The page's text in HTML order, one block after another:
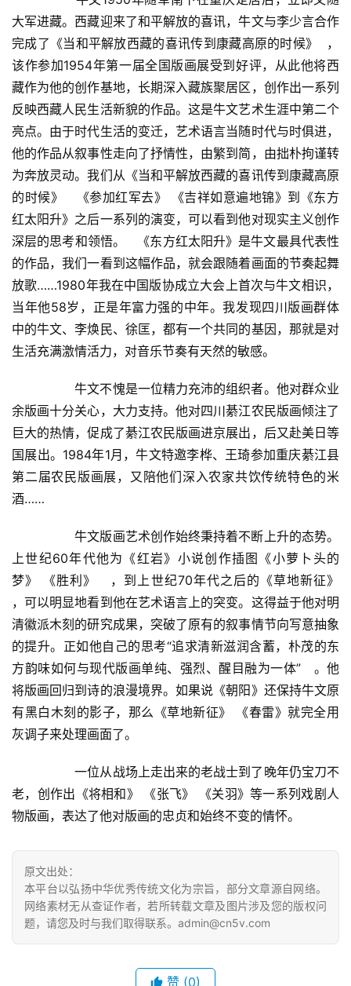
欣
赏
砚
边
夜
话
美
术
图
库
容
易
寫
錯
的
繁
體
字
一
百
大军进藏。西藏迎来了和平解放的喜讯，牛文与李少言合作
完成了《当和平解放西藏的喜讯传到康藏高原的时候》  ，
该作参加1954年第一届全国版画展受到好评，从此他将西
藏作为他的创作基地，长期深入藏族聚居区，创作出一系列
反映西藏人民生活新貌的作品。这是牛文艺术生涯中第二个
亮点。由于时代生活的变迁，艺术语言当随时代与时俱进，
他的作品从叙事性走向了抒情性，由繁到简，由拙朴拘谨转
为奔放灵动。我们从《当和平解放西藏的喜讯传到康藏高原
的时候》   《参加红军去》 《吉祥如意遍地锦》到《东方
红太阳升》之后一系列的演变，可以看到他对现实主义创作
深层的思考和领悟。   《东方红太阳升》是牛文最具代表性
的作品，我们一看到这幅作品，就会跟随着画面的节奏起舞
放歌……1980年我在中国版协成立大会上首次与牛文相识，
当年他58岁，正是年富力强的中年。我发现四川版画群体
中的牛文、李焕民、徐匡，都有一个共同的基因，那就是对
生活充满激情活力，对音乐节奏有天然的敏感。
余版画十分关心，大力支持。他对四川綦江农民版画倾注了
巨大的热情，促成了綦江农民版画进京展出，后又赴美日等
国展出。1984年1月，牛文特邀李桦、王琦参加重庆綦江县
第二届农民版画展，又陪他们深入农家共饮传统特色的米
酒……
上世纪60年代他为《红岩》小说创作插图《小萝卜头的
梦》 《胜利》   ，到上世纪70年代之后的《草地新征》
，可以明显地看到他在艺术语言上的突变。这得益于他对明
清徽派木刻的研究成果，突破了原有的叙事情节向写意抽象
的提升。正如他自己的思考“追求清新滋润含蓄，朴茂的东
方韵味如何与现代版画单纯、强烈、醒目融为一体”   。他
将版画回归到诗的浪漫境界。如果说《朝阳》还保持牛文原
有黑白木刻的影子，那么《草地新征》 《春雷》就完全用
灰调子来处理画面了。
老，创作出《将相和》 《张飞》 《关羽》等一系列戏剧人
物版画，表达了他对版画的忠贞和始终不变的情怀。
原文出处：
本平台以弘扬中华优秀传统文化为宗旨，部分文章源自网络。
网络素材无从查证作者，若所转载文章及图片涉及您的版权问
题，请您及时与我们取得联系。admin@cn5v.com
赞 (0)